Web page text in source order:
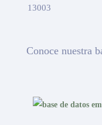
13003
Conoce nuestra